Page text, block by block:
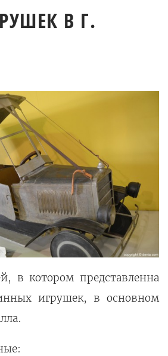
В Г.
в котором представленна
игрушек, в основном